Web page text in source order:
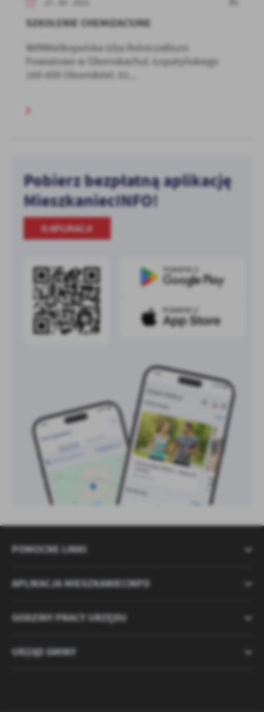
SZKOLENIE CHEMIZACYJNE
WIRWielkopolska Izba RolniczaBiuro
Powiatowe w Obornikachul. Łopatyńskiego
160-600 Obornikitel. 61...
Pobierz bezpłatną aplikację
MieszkaniecINFO!
O APLIKACJI
POMOCNE LINKI
APLIKACJA MIESZKANIECINFO
GODZINY PRACY URZĘDU
URZĄD GMINY